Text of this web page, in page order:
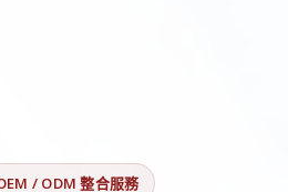
/ ODM 整合服務